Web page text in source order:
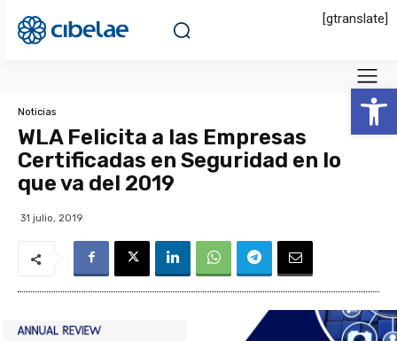
Abrir
[gtranslate]
Noticias
WLA Felicita a las Empresas
Certificadas en Seguridad en lo
que va del 2019
31 julio, 2019